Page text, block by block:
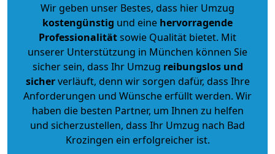
Wir geben unser Bestes, dass hier Umzug
kostengünstig und eine hervorragende
Professionalitätsowie Qualität bietet. Mit
unserer Unterstützung in München können Sie
sicher sein, dass Ihr Umzug reibungslos und
sicherverläuft, denn wir sorgen dafür, dass Ihre
Anforderungen und Wünsche erfüllt werden. Wir
haben die besten Partner, um Ihnen zu helfen
und sicherzustellen, dass Ihr Umzug nach Bad
Krozingen ein erfolgreicher ist.